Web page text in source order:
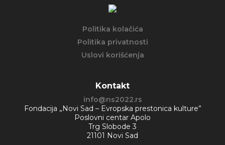
Politika kolačića
Politika privatnosti
Uslovi korišćenja
Kontakt
info@ns2022.rs
Fondacija „Novi Sad – Evropska prestonica kulture”
Poslovni centar Apolo
Trg Slobode 3
21101 Novi Sad